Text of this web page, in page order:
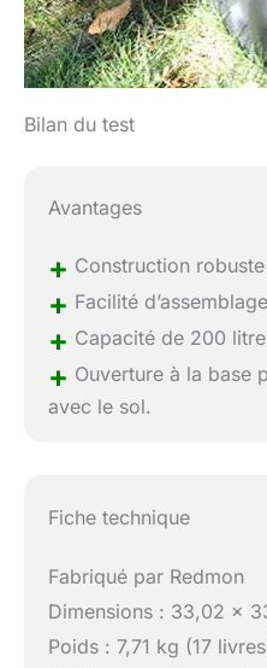
Bilan du test
Avantages
+ Construction
+ Facilité
+ Capacité de 200
+ Ouverture à la base
avec le sol.
Fiche technique
Fabriqué par Redmon
Dimensions : 33,02 x
Poids : 7,71 kg (17